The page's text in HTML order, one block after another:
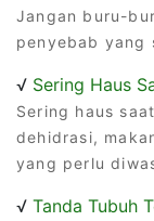
Jangan buru-
penyebab yang
√ Sering Haus
Sering haus
dehidrasi,
yang perlu
√ Tanda Tubuh